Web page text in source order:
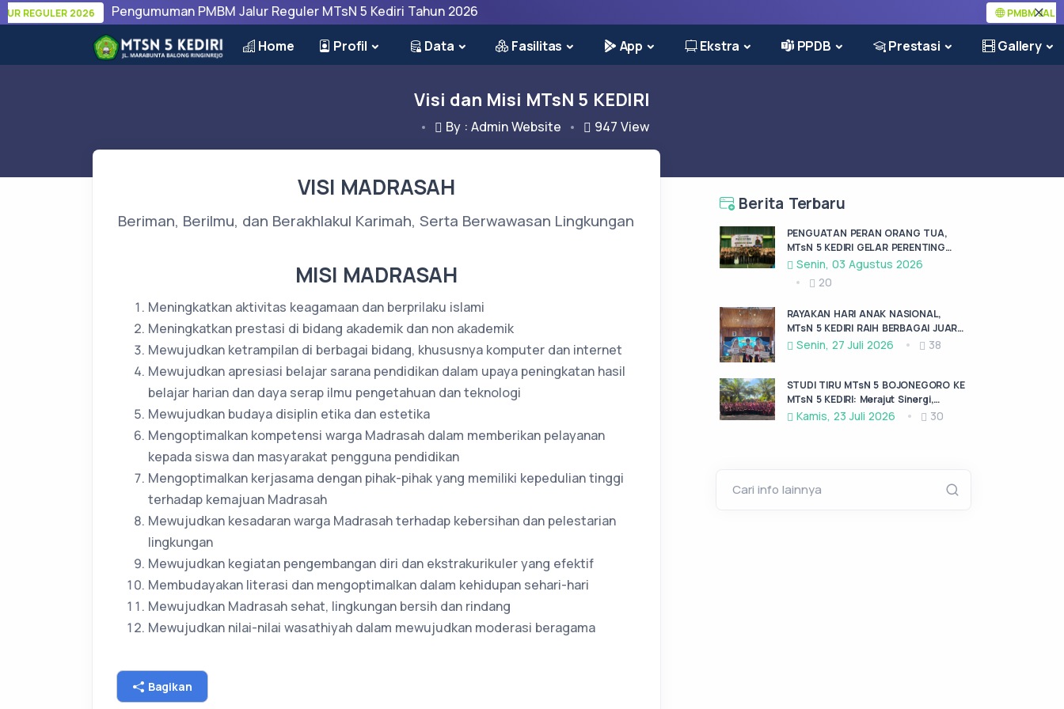
2026 Pengumuman PMBM Jalur Reguler MTsN 5 Kediri Tahun 2026 PMBM JALUR
Home Profil Data Fasilitas App Ekstra PPDB Prestasi Gallery
Visi dan Misi MTsN 5 KEDIRI
By : Admin Website 947 View
VISI MADRASAH
Beriman, Berilmu, dan Berakhlakul Karimah, Serta Berwawasan Lingkungan
MISI MADRASAH
Meningkatkan aktivitas keagamaan dan berprilaku islami
Meningkatkan prestasi di bidang akademik dan non akademik
Mewujudkan ketrampilan di berbagai bidang, khususnya komputer dan internet
Mewujudkan apresiasi belajar sarana pendidikan dalam upaya peningkatan hasil
belajar harian dan daya serap ilmu pengetahuan dan teknologi
Mewujudkan budaya disiplin etika dan estetika
Mengoptimalkan kompetensi warga Madrasah dalam memberikan pelayanan
kepada siswa dan masyarakat pengguna pendidikan
Mengoptimalkan kerjasama dengan pihak-pihak yang memiliki kepedulian tinggi
terhadap kemajuan Madrasah
Mewujudkan kesadaran warga Madrasah terhadap kebersihan dan pelestarian
lingkungan
Mewujudkan kegiatan pengembangan diri dan ekstrakurikuler yang efektif
Membudayakan literasi dan mengoptimalkan dalam kehidupan sehari-hari
Mewujudkan Madrasah sehat, lingkungan bersih dan rindang
Mewujudkan nilai-nilai wasathiyah dalam mewujudkan moderasi beragama
Bagikan
Berita Terbaru
PENGUATAN PERAN ORANG TUA,
MTsN 5 KEDIRI GELAR PERENTING
BERSAMA BMB AIRLANGGA KRAS
Senin, 03 Agustus 2026
20
RAYAKAN HARI ANAK NASIONAL,
MTsN 5 KEDIRI RAIH BERBAGAI JUARA
DI FESTIVAL ANAK SHOLEH
Senin, 27 Juli 2026 38
STUDI TIRU MTsN 5 BOJONEGORO KE
MTsN 5 KEDIRI: Merajut Sinergi,
Menggali Inspirasi
Kamis, 23 Juli 2026 30
Cari info lainnya